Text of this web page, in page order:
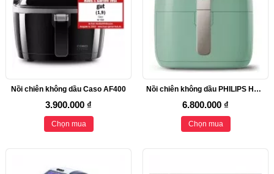
Nồi chiên không dầu Caso AF400
3.900.000 ₫
Chọn mua
Nồi chiên không dầu PHILIPS HD9621/70
6.800.000 ₫
Chọn mua